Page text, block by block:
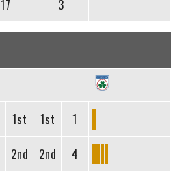
17 3
1st 1st 1
2nd 2nd 4